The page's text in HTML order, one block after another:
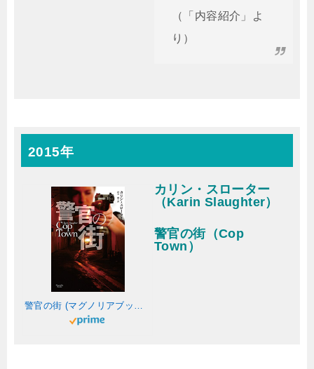
（「内容紹介」よ
り）
2015年
警官の街 (マグノリアブックス)
カリン・スローター
（Karin Slaughter）
警官の街（Cop
Town）